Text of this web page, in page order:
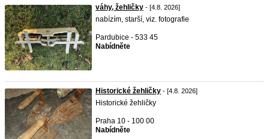
váhy, žehličky - [4.8. 2026]
nabízím, starší, viz. fotografie
Pardubice - 533 45
Nabídněte
Historické žehličky - [4.8. 2026]
Historické žehličky
Praha 10 - 100 00
Nabídněte